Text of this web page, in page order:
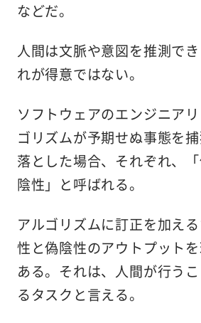
などだ。
人間は文脈や意図を推測で
れが得意ではない。
ソフトウェアのエンジニア
ゴリズムが予期せぬ事態を
落とした場合、それぞれ、
陰性」と呼ばれる。
アルゴリズムに訂正を加え
性と偽陰性のアウトプット
ある。それは、人間が行う
るタスクと言える。